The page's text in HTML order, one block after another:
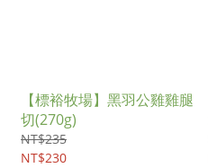
【標裕牧場】黑羽公雞雞腿
切(270g)
NT$235
NT$230